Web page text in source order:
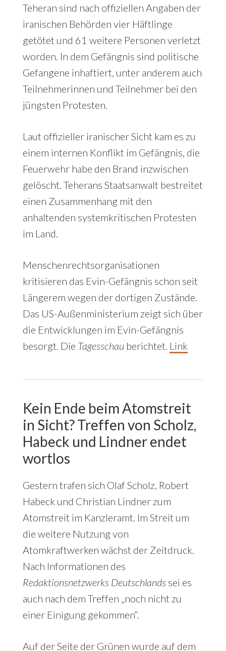
Teheran sind nach offiziellen Angaben der
iranischen Behörden vier Häftlinge
getötet und 61 weitere Personen verletzt
worden. In dem Gefängnis sind politische
Gefangene inhaftiert, unter anderem auch
Teilnehmerinnen und Teilnehmer bei den
jüngsten Protesten.
Laut offizieller iranischer Sicht kam es zu
einem internen Konflikt im Gefängnis, die
Feuerwehr habe den Brand inzwischen
gelöscht. Teherans Staatsanwalt bestreitet
einen Zusammenhang mit den
anhaltenden systemkritischen Protesten
im Land.
Menschenrechtsorganisationen
kritisieren das Evin-Gefängnis schon seit
Längerem wegen der dortigen Zustände.
Das US-Außenministerium zeigt sich über
die Entwicklungen im Evin-Gefängnis
besorgt. Die Tagesschauberichtet. Link
Kein Ende beim Atomstreit
in Sicht? Treffen von Scholz,
Habeck und Lindner endet
wortlos
Gestern trafen sich Olaf Scholz, Robert
Habeck und Christian Lindner zum
Atomstreit im Kanzleramt. Im Streit um
die weitere Nutzung von
Atomkraftwerken wächst der Zeitdruck.
Nach Informationen des
Redaktionsnetzwerks Deutschlands sei es
auch nach dem Treffen „noch nicht zu
einer Einigung gekommen“.
Auf der Seite der Grünen wurde auf dem